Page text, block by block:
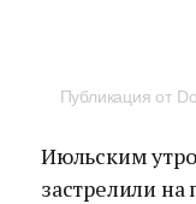
Публикация от
Июльским
застрелили на